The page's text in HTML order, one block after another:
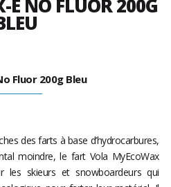
NO FLUOR 200G
Fluor 200g Bleu
des farts à base d’hydrocarbures,
moindre, le fart Vola MyEcoWax
les skieurs et snowboardeurs qui